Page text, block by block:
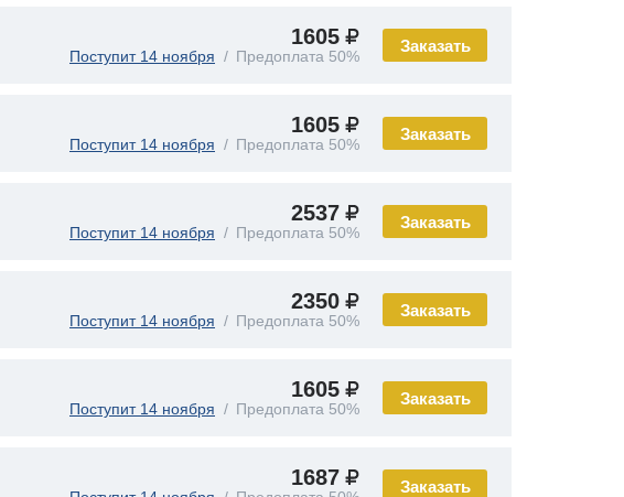
Заказать
1605
Поступит 14 ноября Предоплата 50%
Заказать
1605
Поступит 14 ноября Предоплата 50%
Заказать
2537
Поступит 14 ноября Предоплата 50%
Заказать
2350
Поступит 14 ноября Предоплата 50%
Заказать
1605
Поступит 14 ноября Предоплата 50%
Заказать
1687